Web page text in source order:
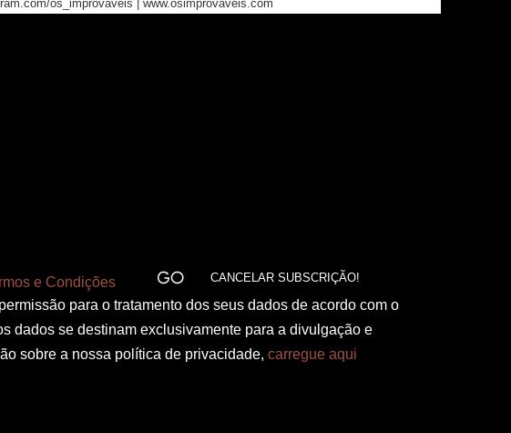
os_improvaveis | www.osimprovaveis.com
e Condições
para o tratamento dos seus dados de acordo com o
dados se destinam exclusivamente para a divulgação e
sobre a nossa política de privacidade, carregue aqui